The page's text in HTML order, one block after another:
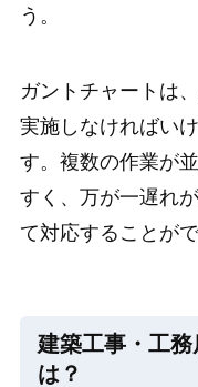
う。
ガントチャートは
実施しなければい
す。複数の作業が
すく、万が一遅れ
て対応することがで
建築工事・工
は？